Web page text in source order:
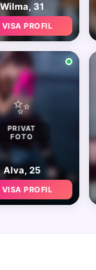
Wilma, 31
VISA PROFIL
✨
PRIVAT
FOTO
Alva, 25
VISA PROFIL